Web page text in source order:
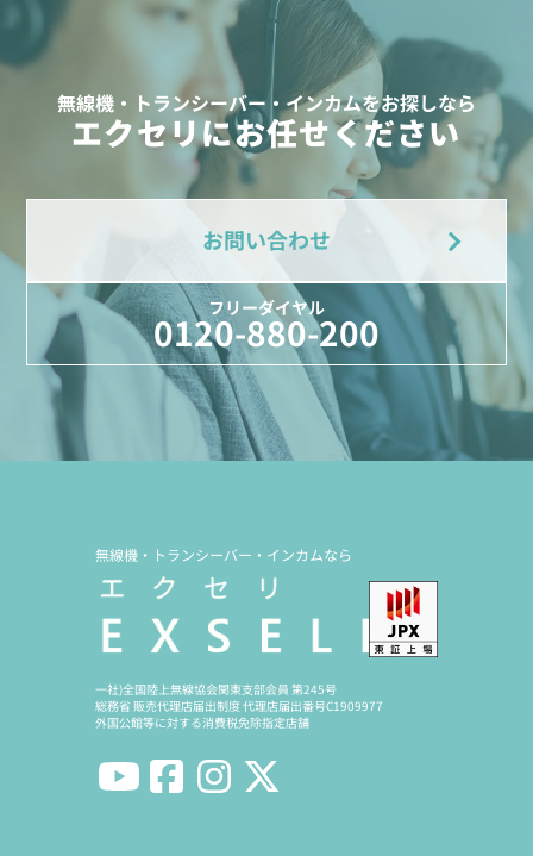
無線機・トランシーバー・インカムをお探しなら
エクセリにお任せください
お問い合わせ
フリーダイヤル
0120-880-200
無線機・トランシーバー・インカムなら
一社)全国陸上無線協会関東支部会員 第245号
総務省 販売代理店届出制度 代理店届出番号C1909977
外国公館等に対する消費税免除指定店舗